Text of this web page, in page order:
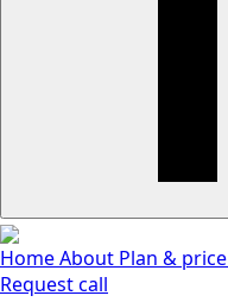
HomeAbout Plan & price
Request call